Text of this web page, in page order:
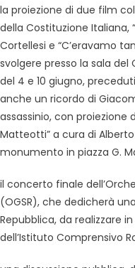
la proiezione di due film
della Costituzione Italiana,
Cortellesi e “C’eravamo
svolgere presso la sala
del 4 e 10 giugno,
anche un ricordo di
assassinio, con
Matteotti” a cura di
monumento in piazza G.
il concerto finale
(OGSR), che dedicherà
Repubblica, da realizzare
dell’Istituto Comprensivo